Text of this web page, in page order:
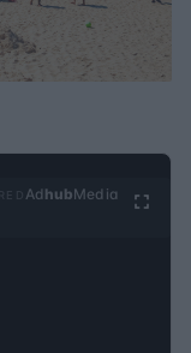
Ad hubMedia